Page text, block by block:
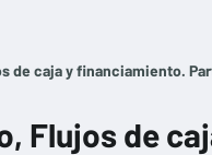
de caja y financiamiento.
Flujos de